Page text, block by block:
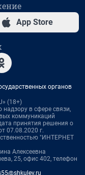
App Store
органов
(18+)
в сфере связи,
коммуникаций
принятия решения о
07.08.2020 г.
"ИНТЕРНЕТ
Алексеевна
25, офис 402, телефон